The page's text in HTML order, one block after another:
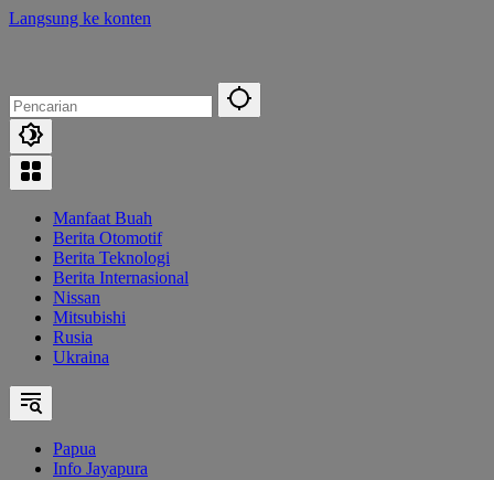
Langsung ke konten
Manfaat Buah
Berita Otomotif
Berita Teknologi
Berita Internasional
Nissan
Mitsubishi
Rusia
Ukraina
Papua
Info Jayapura